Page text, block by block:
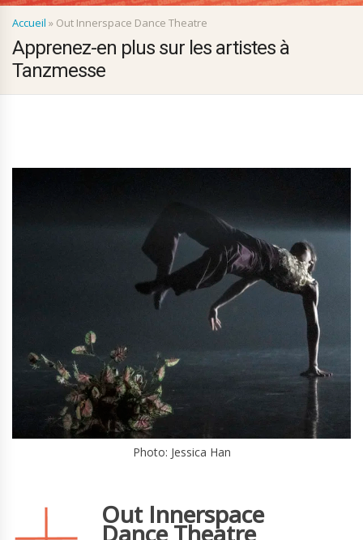
Accueil » Out Innerspace Dance Theatre
Apprenez-en plus sur les artistes à
Tanzmesse
Photo: Jessica Han
Out Innerspace
Dance Theatre